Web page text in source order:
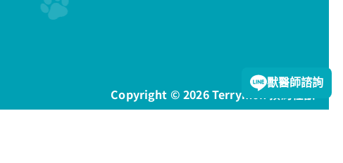
隱私權政策
Copyright © 2026 Terrymon 預約怪獸
獸醫師諮詢